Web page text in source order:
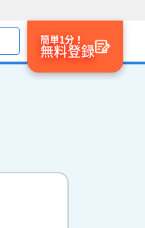
簡単1分！
無料登録